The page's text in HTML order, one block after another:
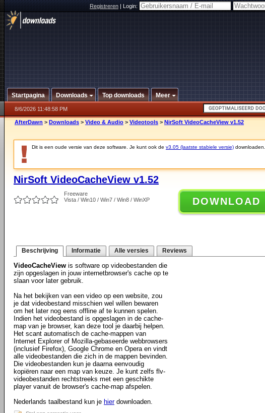
Registreren|Login:
Startpagina Downloads Top downloads Meer
8/6/2026 11:48:58 PM
AfterDawn > Downloads > Video & Audio > Videotools > NirSoft VideoCacheView v1.52
Dit is een oude versie van deze software. Je kunt ook de v3.05 (laatste stabiele versie) downloaden.
NirSoft VideoCacheView v1.52
Freeware
Vista / Win10 / Win7 / Win8 / WinXP
DOWNLOAD
Beschrijving Informatie Alle versies Reviews
VideoCacheView is software op videobestanden die
zijn opgeslagen in jouw internetbrowser's cache op te
slaan voor later gebruik.
Na het bekijken van een video op een website, zou
je dat videobestand misschien wel willen bewaren
om het later nog eens offline af te kunnen spelen.
Indien het videobestand is opgeslagen in de cache-
map van je browser, kan deze tool je daarbij helpen.
Het scant automatisch de cache-mappen van
Internet Explorer of Mozilla-gebaseerde webbrowsers
(inclusief Firefox), Google Chrome en Opera en vindt
alle videobestanden die zich in de mappen bevinden.
Die videobestanden kun je daarna eenvoudig
kopiëren naar een map van keuze. Je kunt zelfs flv-
videobestanden rechtstreeks met een geschikte
player vanuit de browser's cache-map afspelen.
Nederlands taalbestand kun je hierdownloaden.